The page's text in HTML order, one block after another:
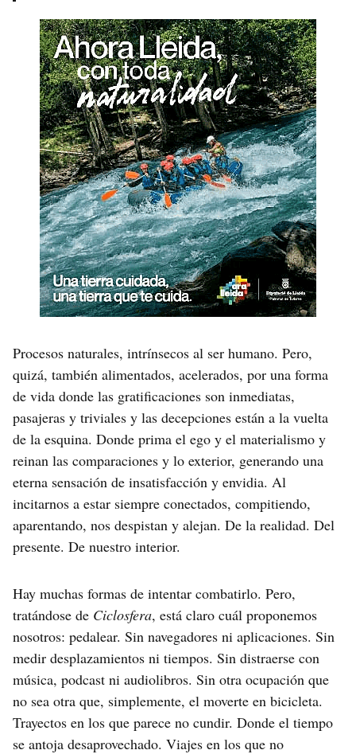
Procesos naturales, intrínsecos al ser humano. Pero,
quizá, también alimentados, acelerados, por una forma
de vida donde las gratificaciones son inmediatas,
pasajeras y triviales y las decepciones están a la vuelta
de la esquina. Donde prima el ego y el materialismo y
reinan las comparaciones y lo exterior, generando una
eterna sensación de insatisfacción y envidia. Al
incitarnos a estar siempre conectados, compitiendo,
aparentando, nos despistan y alejan. De la realidad. Del
presente. De nuestro interior.
Hay muchas formas de intentar combatirlo. Pero,
tratándose de Ciclosfera, está claro cuál proponemos
nosotros: pedalear. Sin navegadores ni aplicaciones. Sin
medir desplazamientos ni tiempos. Sin distraerse con
música, podcast ni audiolibros. Sin otra ocupación que
no sea otra que, simplemente, el moverte en bicicleta.
Trayectos en los que parece no cundir. Donde el tiempo
se antoja desaprovechado. Viajes en los que no